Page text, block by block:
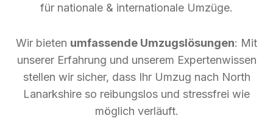
für nationale & internationale Umzüge.
Wir bieten umfassende Umzugslösungen: Mit
unserer Erfahrung und unserem Expertenwissen
stellen wir sicher, dass Ihr Umzug nach North
Lanarkshire so reibungslos und stressfrei wie
möglich verläuft.